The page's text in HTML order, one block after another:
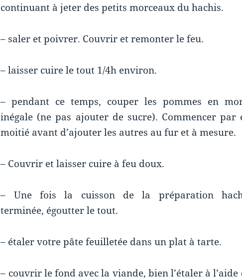
continuant à jeter des petits morceaux du hachis.
– saler et poivrer. Couvrir et remonter le feu.
– laisser cuire le tout 1/4h environ.
– pendant ce temps, couper les pommes en
inégale (ne pas ajouter de sucre). Commencer
moitié avant d’ajouter les autres au fur et à mesure.
– Couvrir et laisser cuire à feu doux.
– Une fois la cuisson de la préparation
terminée, égoutter le tout.
– étaler votre pâte feuilletée dans un plat à tarte.
– couvrir le fond avec la viande, bien l’étaler à l’aide